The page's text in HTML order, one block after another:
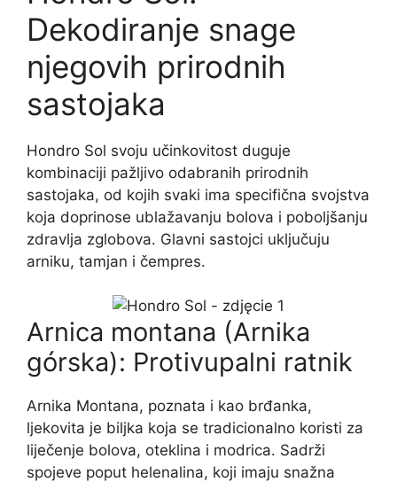
Dekodiranje snage
njegovih prirodnih
sastojaka
Hondro Sol svoju učinkovitost duguje
kombinaciji pažljivo odabranih prirodnih
sastojaka, od kojih svaki ima specifična svojstva
koja doprinose ublažavanju bolova i poboljšanju
zdravlja zglobova. Glavni sastojci uključuju
arniku, tamjan i čempres.
Arnica montana (Arnika
górska): Protivupalni ratnik
Arnika Montana, poznata i kao brđanka,
ljekovita je biljka koja se tradicionalno koristi za
liječenje bolova, oteklina i modrica. Sadrži
spojeve poput helenalina, koji imaju snažna